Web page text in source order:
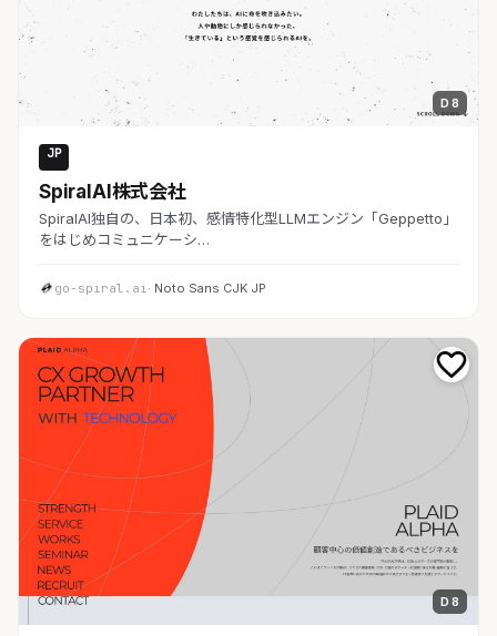
D 8
JP
SpiralAI株式会社
SpiralAI独自の、日本初、感情特化型LLMエンジン「Geppetto」
をはじめコミュニケーシ…
go-spiral.ai· Noto Sans CJK JP
D 8